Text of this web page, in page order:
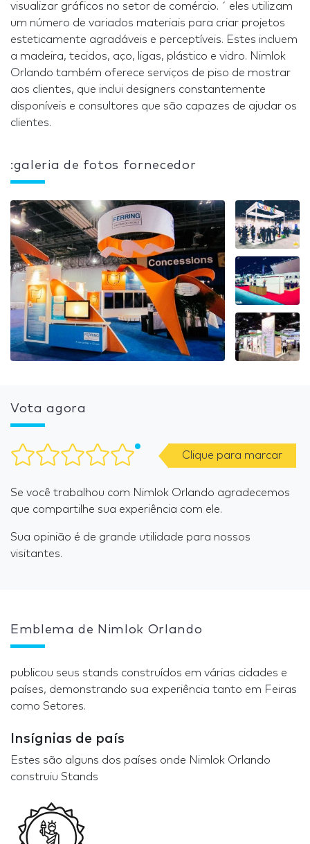
visualizar gráficos no setor de comércio. ´ eles utilizam
um número de variados materiais para criar projetos
esteticamente agradáveis e perceptíveis. Estes incluem
a madeira, tecidos, aço, ligas, plástico e vidro. Nimlok
Orlando também oferece serviços de piso de mostrar
aos clientes, que inclui designers constantemente
disponíveis e consultores que são capazes de ajudar os
clientes.
:galeria de fotos fornecedor
Vota agora
Clique para marcar
Se você trabalhou com Nimlok Orlando agradecemos
que compartilhe sua experiência com ele.
Sua opinião é de grande utilidade para nossos
visitantes.
Emblema de Nimlok Orlando
publicou seus stands construídos em várias cidades e
países, demonstrando sua experiência tanto em Feiras
como Setores.
Insígnias de país
Estes são alguns dos países onde Nimlok Orlando
construiu Stands